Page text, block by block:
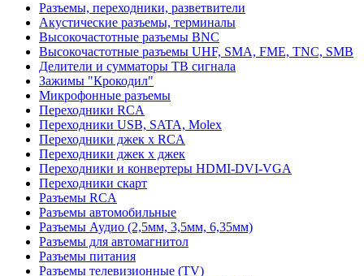
Разъемы, переходники, разветвители
Акустические разъемы, терминалы
Высокочастотные разъемы BNC
Высокочастотные разъемы UHF, SMA, FME, TNC, SMB
Делители и сумматоры ТВ сигнала
Зажимы "Крокодил"
Микрофонные разъемы
Переходники RCA
Переходники USB, SATA, Molex
Переходники джек х RCA
Переходники джек х джек
Переходники и конвертеры HDMI-DVI-VGA
Переходники скарт
Разъемы RCA
Разъемы автомобильные
Разъемы Аудио (2,5мм, 3,5мм, 6,35мм)
Разъемы для автомагнитол
Разъемы питания
Разъемы телевизионные (TV)